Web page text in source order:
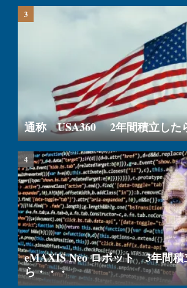
通称 USA360 2年間積立した
eMAXIS Neo ロボット 3年間積
ら・・・